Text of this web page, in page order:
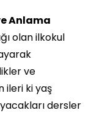
Anlama
olan ilkokul
ve
ileri ki yaş
dersler